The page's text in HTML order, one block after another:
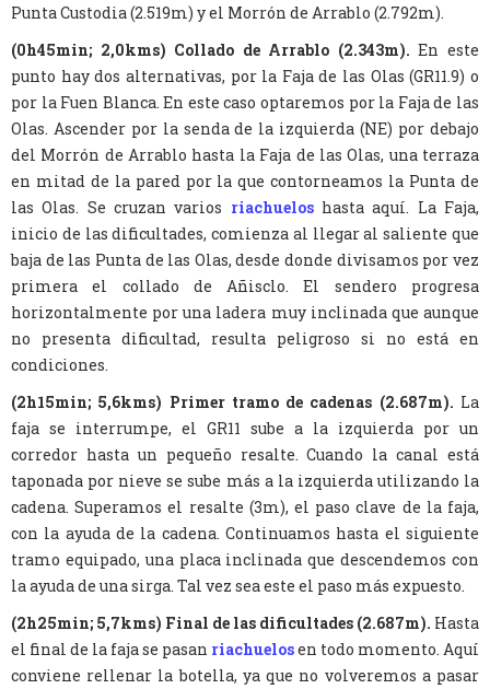
Punta Custodia (2.519m) y el Morrón de Arrablo (2.792m).
(0h45min; 2,0kms) Collado de Arrablo (2.343m). En este
punto hay dos alternativas, por la Faja de las Olas (GR11.9) o
por la Fuen Blanca. En este caso optaremos por la Faja de las
Olas. Ascender por la senda de la izquierda (NE) por debajo
del Morrón de Arrablo hasta la Faja de las Olas, una terraza
en mitad de la pared por la que contorneamos la Punta de
las Olas. Se cruzan varios riachueloshasta aquí. La Faja,
inicio de las dificultades, comienza al llegar al saliente que
baja de las Punta de las Olas, desde donde divisamos por vez
primera el collado de Añisclo. El sendero progresa
horizontalmente por una ladera muy inclinada que aunque
no presenta dificultad, resulta peligroso si no está en
condiciones.
(2h15min; 5,6kms) Primer tramo de cadenas (2.687m). La
faja se interrumpe, el GR11 sube a la izquierda por un
corredor hasta un pequeño resalte. Cuando la canal está
taponada por nieve se sube más a la izquierda utilizando la
cadena. Superamos el resalte (3m), el paso clave de la faja,
con la ayuda de la cadena. Continuamos hasta el siguiente
tramo equipado, una placa inclinada que descendemos con
la ayuda de una sirga. Tal vez sea este el paso más expuesto.
(2h25min; 5,7kms) Final de las dificultades (2.687m). Hasta
el final de la faja se pasan riachuelosen todo momento. Aquí
conviene rellenar la botella, ya que no volveremos a pasar